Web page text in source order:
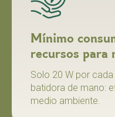
Mínimo
recursos para
Solo 20 W por
batidora de mano:
medio ambiente.